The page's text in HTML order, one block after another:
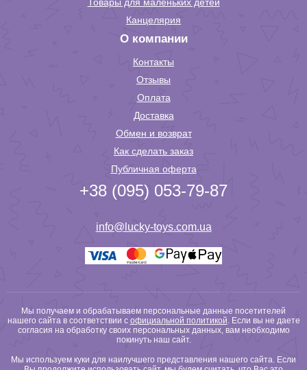
Канцелярия
О компании
Контакты
Отзывы
Оплата
Доставка
Обмен и возврат
Как сделать заказ
Публичная оферта
+38 (095) 053-79-87
info@lucky-toys.com.ua
Мы получаем и обрабатываем персональные данные посетителей
нашего сайта в соответствии с официальной политикой . Если вы не даете
согласия на обработку своих персональных данных, вам необходимо
покинуть наш сайт.
Мы используем куки для наилучшего представления нашего сайта. Если